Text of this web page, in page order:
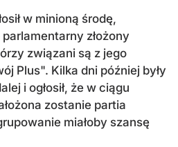
w minioną środę,
złożony
związani są z jego
Plus". Kilka dni później były
i ogłosił, że w ciągu
zostanie partia
miałoby szansę